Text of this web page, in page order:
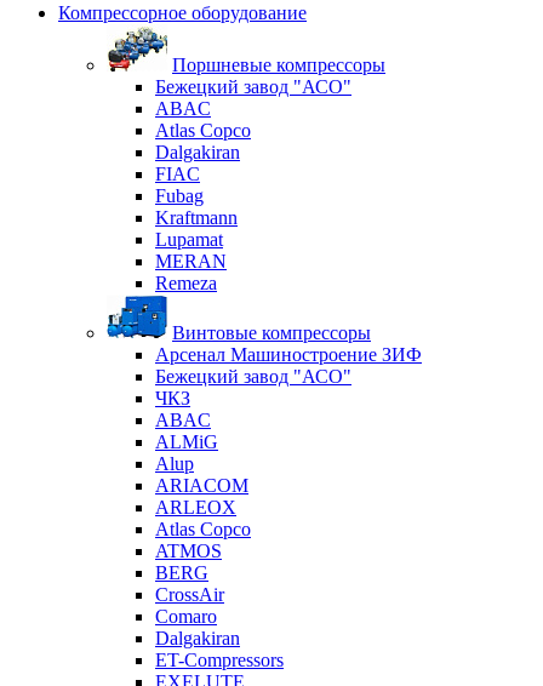
Компрессорное оборудование
Поршневые компрессоры
Бежецкий завод "АСО"
ABAC
Atlas Copco
Dalgakiran
FIAC
Fubag
Kraftmann
Lupamat
MERAN
Remeza
Винтовые компрессоры
Арсенал Машиностроение ЗИФ
Бежецкий завод "АСО"
ЧКЗ
ABAC
ALMiG
Alup
ARIACOM
ARLEOX
Atlas Copco
ATMOS
BERG
CrossAir
Comaro
Dalgakiran
ET-Compressors
EXELUTE